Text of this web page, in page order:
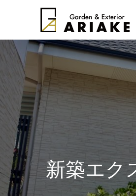
お知らせ
新築エ